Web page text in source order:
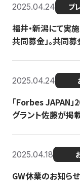
2025.04.24 プ
福井・新潟にて実
共同募金」。共同
2025.04.24
「Forbes JAPAN」
グラント佐藤が掲
2025.04.18
GW休業のお知らせ